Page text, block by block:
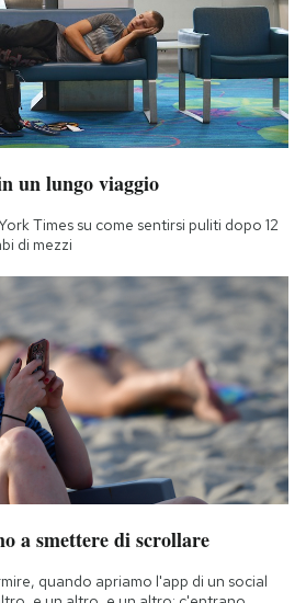
un lungo viaggio
Times su come sentirsi puliti dopo 12
di mezzi
a smettere di scrollare
quando apriamo l'app di un social